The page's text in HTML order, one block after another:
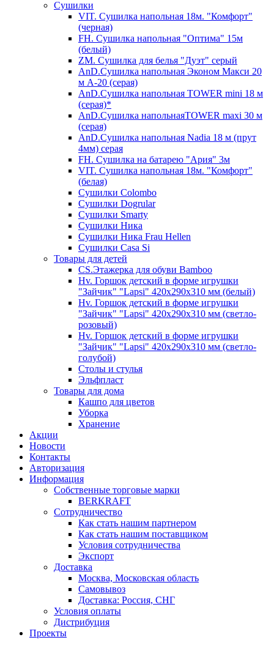
Сушилки
VIT. Сушилка напольная 18м. "Комфорт"
(черная)
FH. Сушилка напольная "Оптима" 15м
(белый)
ZM. Сушилка для белья "Дуэт" серый
AnD.Сушилка напольная Эконом Макси 20
м А-20 (серая)
AnD.Сушилка напольная TOWER mini 18 м
(серая)*
AnD.Сушилка напольнаяTOWER maxi 30 м
(серая)
AnD.Сушилка напольная Nadia 18 м (прут
4мм) серая
FH. Сушилка на батарею "Ария" 3м
VIT. Сушилка напольная 18м. "Комфорт"
(белая)
Cушилки Colombo
Сушилки Dogrular
Сушилки Smarty
Сушилки Ника
Сушилки Ника Frau Hellen
Сушилки Сasa Si
Товары для детей
CS.Этажерка для обуви Bamboo
Hv. Горшок детский в форме игрушки
"Зайчик" "Lapsi" 420х290х310 мм (белый)
Hv. Горшок детский в форме игрушки
"Зайчик" "Lapsi" 420х290х310 мм (светло-
розовый)
Hv. Горшок детский в форме игрушки
"Зайчик" "Lapsi" 420х290х310 мм (светло-
голубой)
Столы и стулья
Эльфпласт
Товары для дома
Кашпо для цветов
Уборка
Хранение
Акции
Новости
Контакты
Авторизация
Информация
Собственные торговые марки
BERKRAFT
Сотрудничество
Как стать нашим партнером
Как стать нашим поставщиком
Условия сотрудничества
Экспорт
Доставка
Москва, Московская область
Самовывоз
Доставка: Россия, СНГ
Условия оплаты
Дистрибуция
Проекты